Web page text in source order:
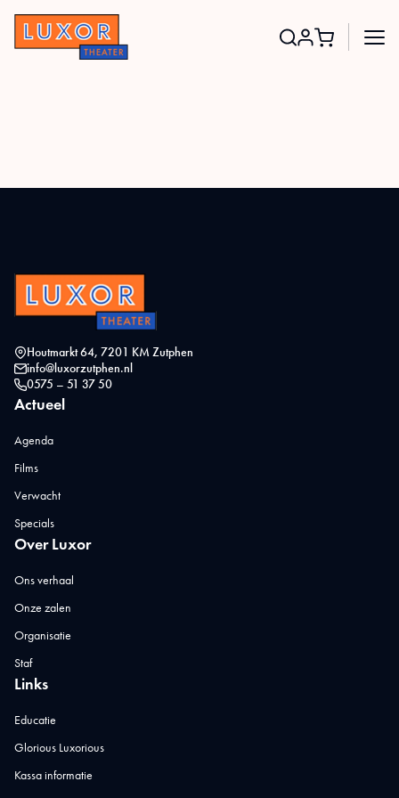
Houtmarkt 64, 7201 KM Zutphen
info@luxorzutphen.nl
0575 – 51 37 50
Actueel
Agenda
Films
Verwacht
Specials
Over Luxor
Ons verhaal
Onze zalen
Organisatie
Staf
Links
Educatie
Glorious Luxorious
Kassa informatie